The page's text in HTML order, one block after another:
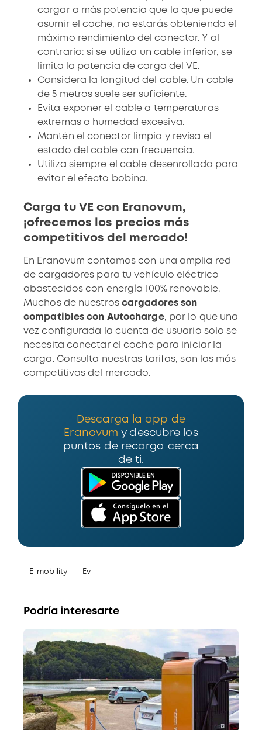
cargar a más potencia que la que puede
asumir el coche, no estarás obteniendo el
máximo rendimiento del conector. Y al
contrario: si se utiliza un cable inferior, se
limita la potencia de carga del VE.
Considera la longitud del cable. Un cable
de 5 metros suele ser suficiente.
Evita exponer el cable a temperaturas
extremas o humedad excesiva.
Mantén el conector limpio y revisa el
estado del cable con frecuencia.
Utiliza siempre el cable desenrollado para
evitar el efecto bobina.
Carga tu VE con Eranovum,
¡ofrecemos los precios más
competitivos del mercado!
En Eranovum contamos con una amplia red
de cargadores para tu vehículo eléctrico
abastecidos con energía 100% renovable.
Muchos de nuestros cargadores son
compatibles con Autocharge, por lo que una
vez configurada la cuenta de usuario solo se
necesita conectar el coche para iniciar la
carga. Consulta nuestras tarifas, son las más
competitivas del mercado.
Descarga la app de
Eranovum y descubre los
puntos de recarga cerca
de ti.
E-mobility Ev
Podría interesarte